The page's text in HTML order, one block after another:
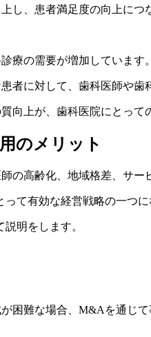
し、患者満足度の向上につ
療の需要が増加しています。
者に対して、歯科医師や
向上が、歯科医院にとって
のメリット
の高齢化、地域格差、サ
て有効な経営戦略の一つに
明をします。
困難な場合、M&Aを通じ